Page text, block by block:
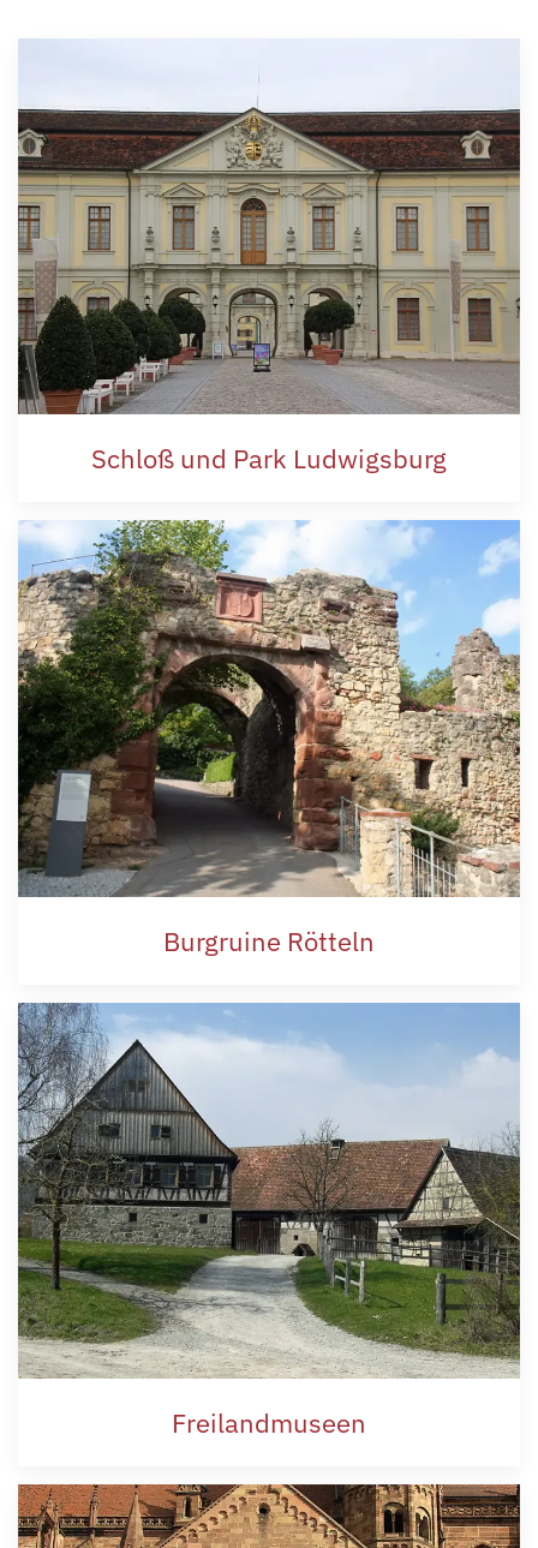
Schloß und Park Ludwigsburg
Burgruine Rötteln
Freilandmuseen